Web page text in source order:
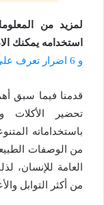
لمزيد من
استخدامه يمكنك
و 6 اضرار تعرف على طرق استخدامه
قدمنا فيما سبق
تحضير الأكلات
باستخداماته
من الوصفات
العامة للإنسان،
من أكثر التوابل